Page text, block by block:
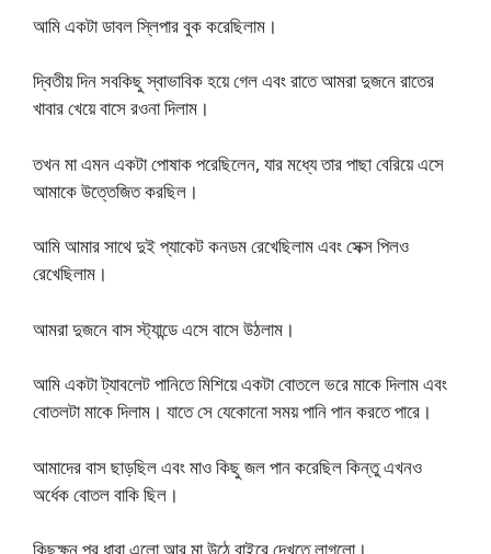
আমি একটা ডাবল স্লিপার বুক করেছিলাম।
দ্বিতীয় দিন সবকিছু স্বাভাবিক হয়ে গেল এবং রাতে আমরা দুজনে রাতের
খাবার খেয়ে বাসে রওনা দিলাম।
তখন মা এমন একটা পোষাক পরেছিলেন, যার মধ্যে তার পাছা বেরিয়ে এসে
আমাকে উত্তেজিত করছিল।
আমি আমার সাথে দুই প্যাকেট কনডম রেখেছিলাম এবং সেক্স পিলও
রেখেছিলাম।
আমরা দুজনে বাস স্ট্যান্ডে এসে বাসে উঠলাম।
আমি একটা ট্যাবলেট পানিতে মিশিয়ে একটা বোতলে ভরে মাকে দিলাম এবং
বোতলটা মাকে দিলাম। যাতে সে যেকোনো সময় পানি পান করতে পারে।
আমাদের বাস ছাড়ছিল এবং মাও কিছু জল পান করেছিল কিন্তু এখনও
অর্ধেক বোতল বাকি ছিল।